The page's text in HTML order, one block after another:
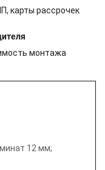
карты рассрочек
монтажа
12 мм;